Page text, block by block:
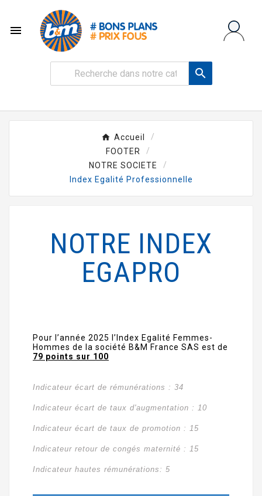


Accueil
FOOTER
NOTRE SOCIETE
Index Egalité Professionnelle
NOTRE INDEX
EGAPRO
Pour l’année 2025 l’Index Egalité Femmes-
Hommes de la société B&M France SAS est de
79 points sur 100
Indicateur écart de rémunérations : 34
Indicateur écart de taux d'augmentation : 10
Indicateur écart de taux de promotion : 15
Indicateur retour de congés maternité : 15
Indicateur hautes rémunérations: 5